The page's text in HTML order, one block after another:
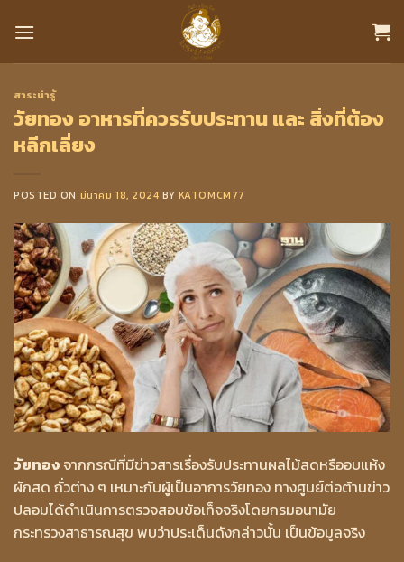
สาระน่ารู้
วัยทอง อาหารที่ควรรับประทาน และ สิ่งที่ต้อง
หลีกเลี่ยง
POSTED ON มีนาคม 18, 2024 BY KATOMCM77
วัยทอง จากกรณีที่มีข่าวสารเรื่องรับประทานผลไม้สดหรืออบแห้ง
ผักสด ถั่วต่าง ๆ เหมาะกับผู้เป็นอาการวัยทอง ทางศูนย์ต่อต้านข่าว
ปลอมได้ดำเนินการตรวจสอบข้อเท็จจริงโดยกรมอนามัย
กระทรวงสาธารณสุข พบว่าประเด็นดังกล่าวนั้น เป็นข้อมูลจริง